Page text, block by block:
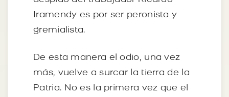
Iramendy es por ser peronista y
gremialista.
De esta manera el odio, una vez
más, vuelve a surcar la tierra de la
Patria. No es la primera vez que el